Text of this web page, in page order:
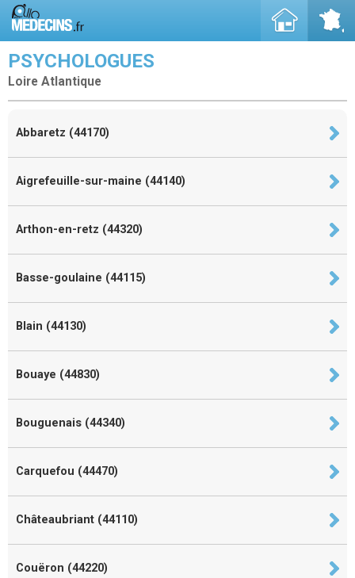
PSYCHOLOGUES
Loire Atlantique
Abbaretz (44170)
Aigrefeuille-sur-maine (44140)
Arthon-en-retz (44320)
Basse-goulaine (44115)
Blain (44130)
Bouaye (44830)
Bouguenais (44340)
Carquefou (44470)
Châteaubriant (44110)
Couëron (44220)